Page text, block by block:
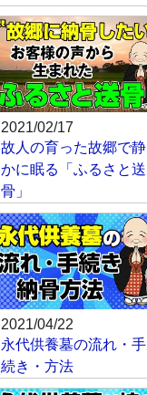
2021/02/17
故人の育った故郷で静
かに眠る「ふるさと送
骨」
2021/04/22
永代供養墓の流れ・手
続き・方法